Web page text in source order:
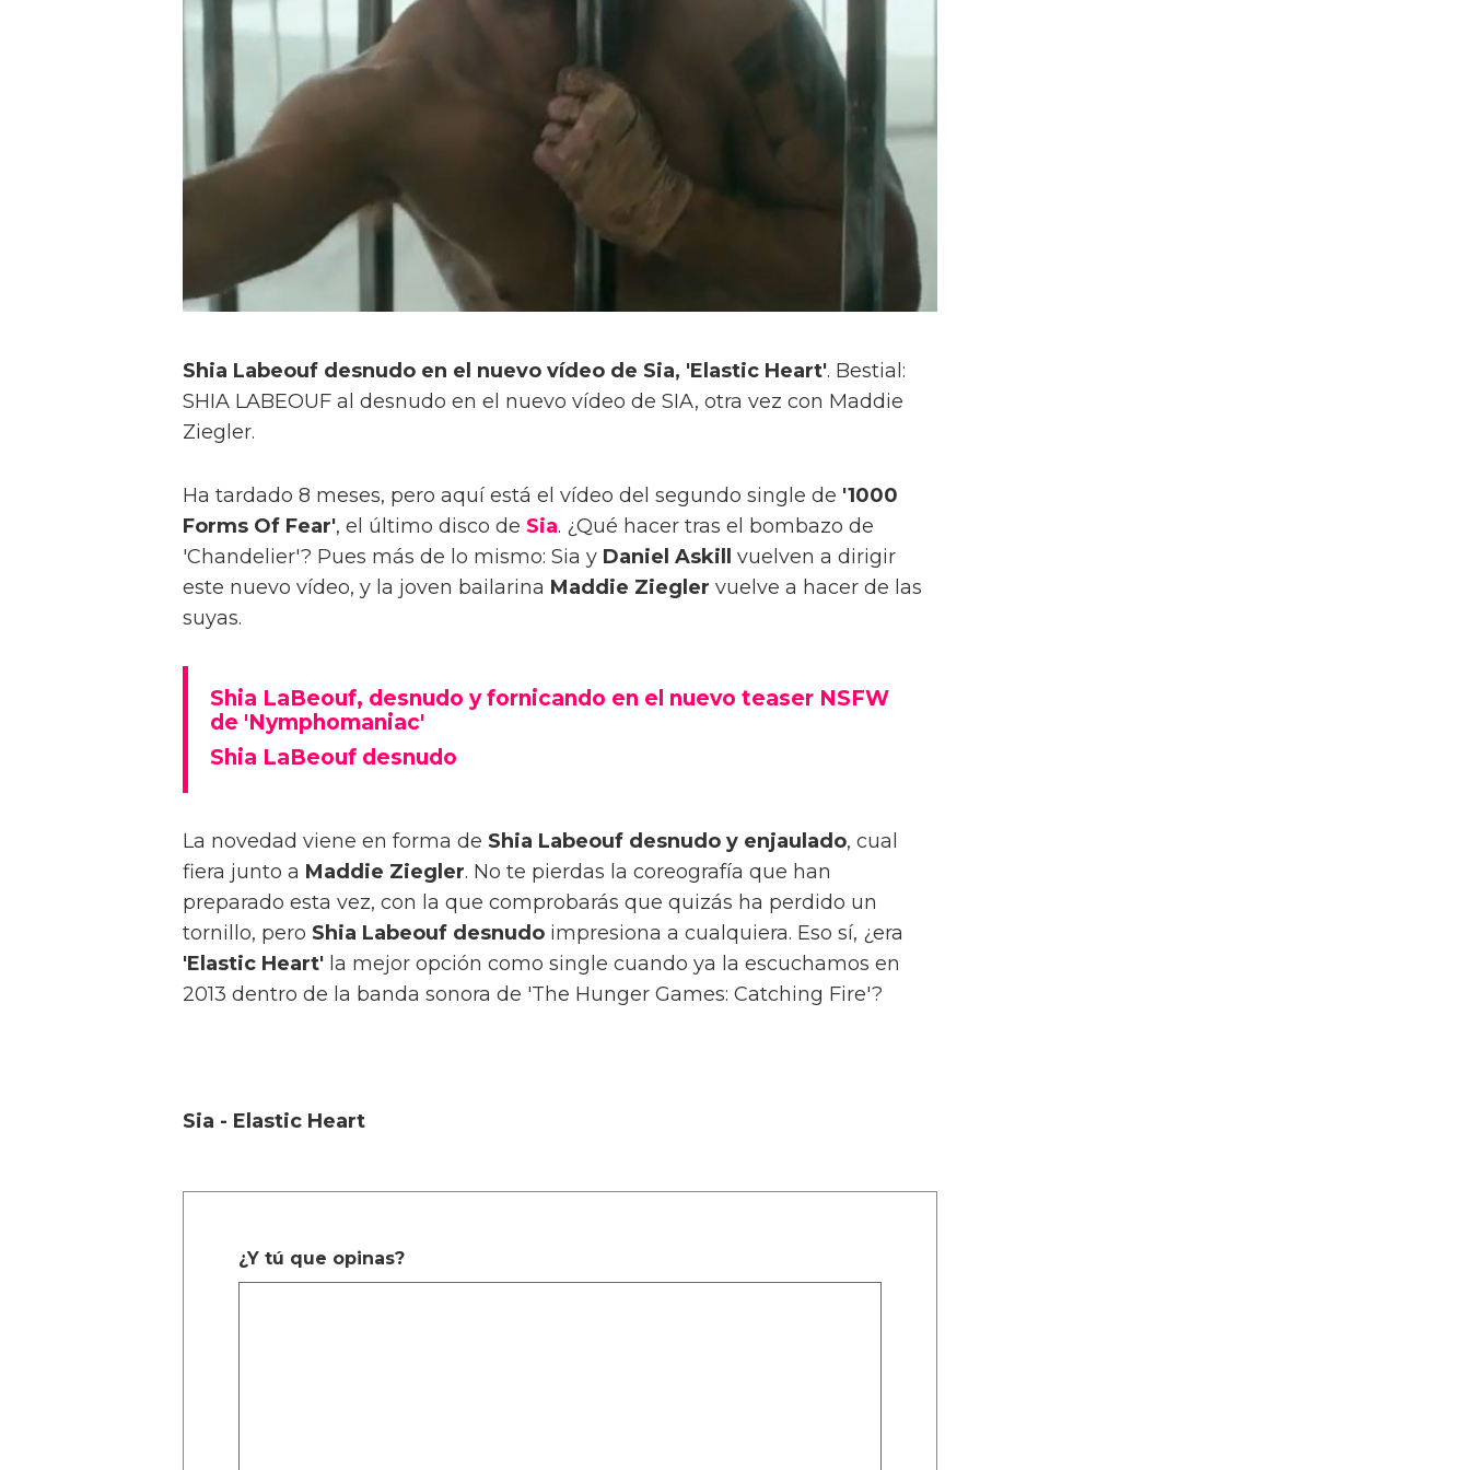
Shia Labeouf desnudo en el nuevo vídeo de Sia, 'Elastic Heart'. Bestial:
SHIA LABEOUF al desnudo en el nuevo vídeo de SIA, otra vez con Maddie
Ziegler.
Ha tardado 8 meses, pero aquí está el vídeo del segundo single de '1000
Forms Of Fear', el último disco de Sia. ¿Qué hacer tras el bombazo de
'Chandelier'? Pues más de lo mismo: Sia y Daniel Askill
vuelven a dirigir
este nuevo vídeo, y la joven bailarina Maddie Ziegler vuelve a hacer de las
suyas.
Shia LaBeouf, desnudo y fornicando en el nuevo teaser NSFW
de 'Nymphomaniac'
Shia LaBeouf desnudo
La novedad viene en forma de Shia Labeouf desnudo y enjaulado, cual
fiera junto a Maddie Ziegler. No te pierdas la coreografía que han
preparado esta vez, con la que comprobarás que quizás ha perdido un
tornillo, pero Shia Labeouf desnudo impresiona a cualquiera. Eso sí, ¿era
'Elastic Heart' la mejor opción como single cuando ya la escuchamos en
2013 dentro de la banda sonora de 'The Hunger Games: Catching Fire'?
Sia - Elastic Heart
¿Y tú que opinas?